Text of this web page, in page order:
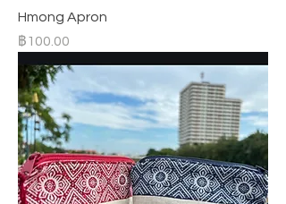
Hmong Apron
ราคา
฿100.00